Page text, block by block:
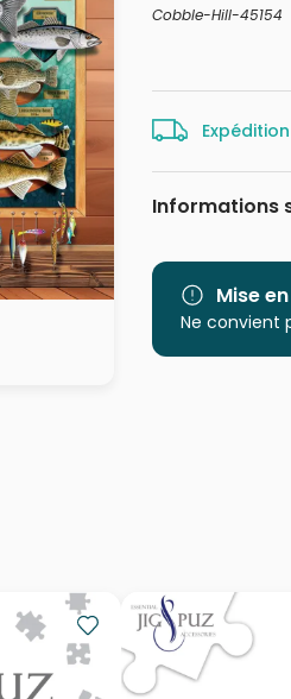
Cobble-Hill-45154
Informations
Catégorie
Age
Mise
Ne convient